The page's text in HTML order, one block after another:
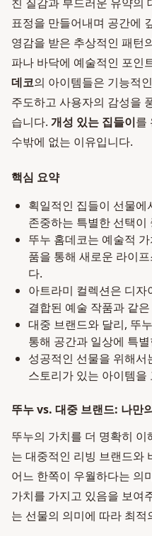
표정을 만들어내며 공간에
영감을 받은 추상적인 패턴
파나 바닥에 예술적인 포인
데코의 아이템들은 기능적
주도하고 사용자의 감성을
습니다. 개성 있는 집들이를
수밖에 없는 이유입니다.
핵심 요약
획일적인 집들이 선물
존중하는 특별한 선택이
뚜누 홈데코는 예술적
품을 통해 새로운 라이
다.
아트라미 컬렉션은 디
결합된 예술 작품과 같
대중 브랜드와 달리, 뚜
통해 공간과 일상에 특
성공적인 선물을 위해
스토리가 있는 아이템
뚜누 vs. 대중 브랜드: 나만
뚜누의 가치를 더 명확히
는 대중적인 리빙 브랜드와
어느 한쪽이 우월하다는 의
가치를 가지고 있음을 보여
는 선물의 의미에 따라 최